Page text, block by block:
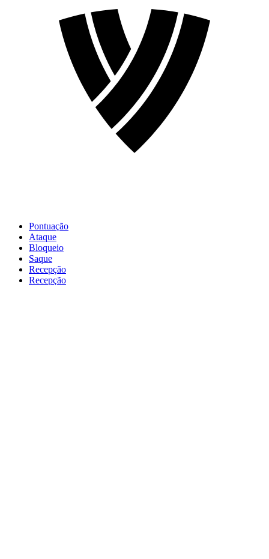
Pontuação
Ataque
Bloqueio
Saque
Recepção
Recepção